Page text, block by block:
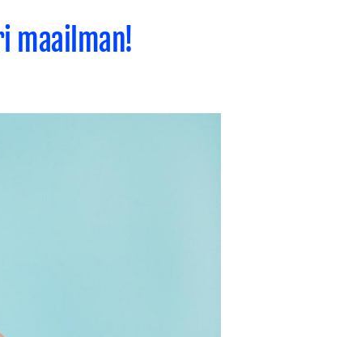
maailman!